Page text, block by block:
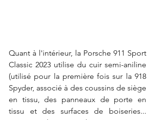
Quant à l'intérieur, la Porsche 911 Sport
Classic 2023 utilise du cuir semi-aniline
(utilisé pour la première fois sur la 918
Spyder, associé à des coussins de siège
en tissu, des panneaux de porte en
tissu et des surfaces de boiseries...